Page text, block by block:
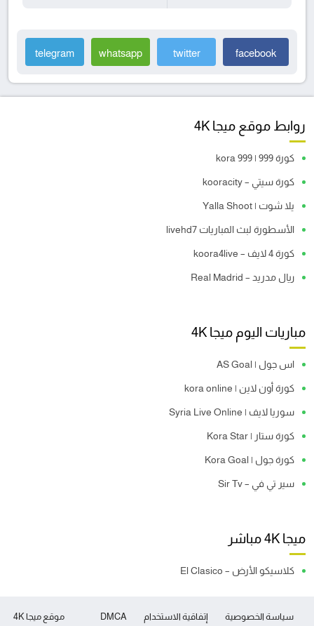
facebook
twitter
whatsapp
telegram
روابط موقع ميجا 4K
كورة 999 | kora 999
كورة سيتي – kooracity
يلا شوت | Yalla Shoot
الأسطورة لبث المباريات livehd7
كورة 4 لايف – koora4live
ريال مدريد – Real Madrid
مباريات اليوم ميجا 4K
اس جول | AS Goal
كورة أون لاين | kora online
سوريا لايف | Syria Live Online
كورة ستار | Kora Star
كورة جول | Kora Goal
سير تي في – Sir Tv
ميجا 4K مباشر
كلاسيكو الأرض – El Clasico
موقع ميجا 4K سياسة الخصوصية إتفاقية الاستخدام DMCA